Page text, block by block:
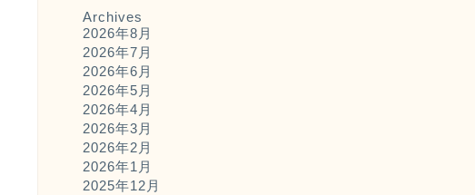
Archives
2026年8月
2026年7月
2026年6月
2026年5月
2026年4月
2026年3月
2026年2月
2026年1月
2025年12月